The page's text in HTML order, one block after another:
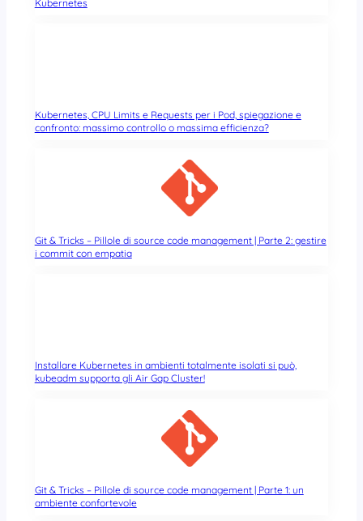
Kubernetes
Kubernetes, CPU Limits e Requests per i Pod, spiegazione e
confronto: massimo controllo o massima efficienza?
Git & Tricks – Pillole di source code management | Parte 2: gestire
i commit con empatia
Installare Kubernetes in ambienti totalmente isolati si può,
kubeadm supporta gli Air Gap Cluster!
Git & Tricks – Pillole di source code management | Parte 1: un
ambiente confortevole